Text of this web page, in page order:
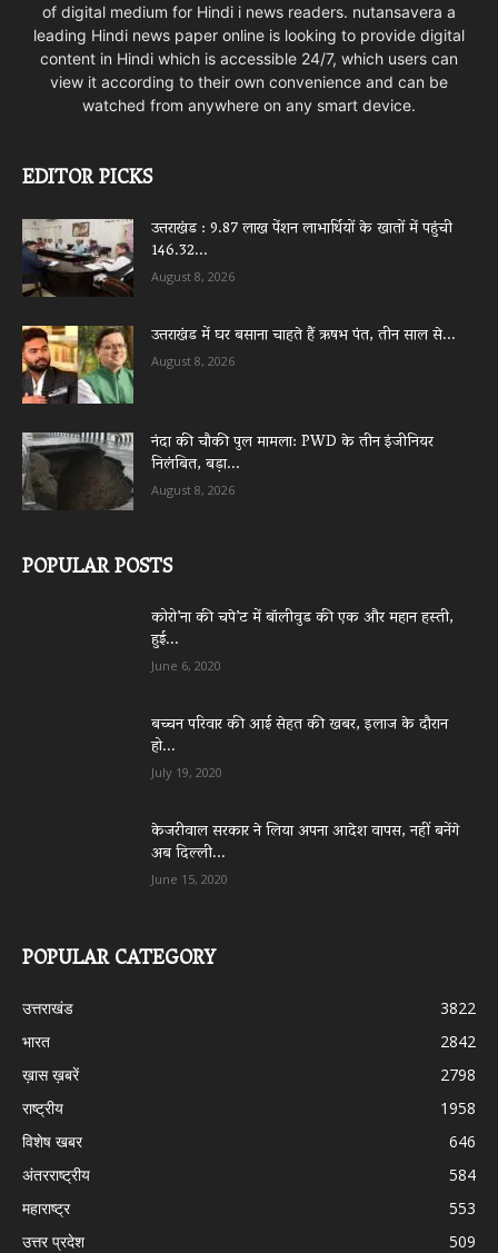
of digital medium for Hindi i news readers. nutansavera a
leading Hindi news paper online is looking to provide digital
content in Hindi which is accessible 24/7, which users can
view it according to their own convenience and can be
watched from anywhere on any smart device.
EDITOR PICKS
उत्तराखंड : 9.87 लाख पेंशन लाभार्थियों के खातों में पहुंची
146.32...
August 8, 2026
उत्तराखंड में घर बसाना चाहते हैं ऋषभ पंत, तीन साल से...
August 8, 2026
नंदा की चौकी पुल मामला: PWD के तीन इंजीनियर
निलंबित, बड़ा...
August 8, 2026
POPULAR POSTS
कोरो’ना की चपे’ट में बॉलीवुड की एक और महान हस्ती,
हुई...
June 6, 2020
बच्चन परिवार की आई सेहत की खबर, इलाज के दौरान
हो...
July 19, 2020
केजरीवाल सरकार ने लिया अपना आदेश वापस, नहीं बनेंगे
अब दिल्ली...
June 15, 2020
POPULAR CATEGORY
उत्तराखंड
3822
भारत
2842
ख़ास ख़बरें
2798
राष्ट्रीय
1958
विशेष खबर
646
अंतरराष्ट्रीय
584
महाराष्ट्र
553
उत्तर प्रदेश
509